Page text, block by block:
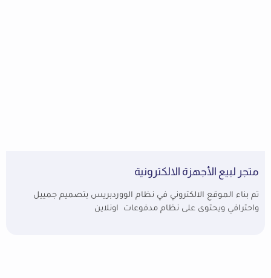
متجر لبيع الأجهزة الالكترونية
تم بناء الموقع الالكتروني في نظام الووردبريس بتصميم جمييل
واحترافي ويحتوى على نظام مدفوعات اونلاين